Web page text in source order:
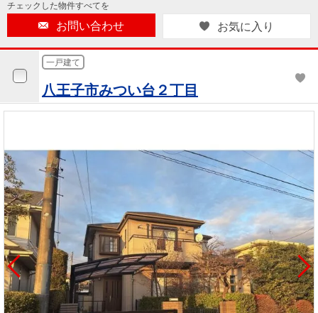
中古
マン
ンを
探す
新
築・
建て
投
資
用
物
件
を
探
す
事業
用物
探す
無
料
定
売
却
時手
取り
金額
試算
売却向け
サービス
周辺相場
検索
住まい1プ
ラス（お
役立ちコ
店舗のご
案内（首
都圏）
案内（名
店舗のご
案内（関
ごあいさ
つ
要
MUFG
Way
ョン
組織図
図
リリース
会社案内
（電子ブ
ック版）
新卒採用
情報
採用情報
採用情報
法人のお客さま
提携企業にお勤めの方
会員ページ
閉じる
チェックした物件すべてを
お問い合わせ お気に入り
一戸建て
八王子市みつい台２丁目